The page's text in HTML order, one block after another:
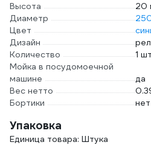
Высота
20
Диаметр
Цвет
Дизайн
Количество
1 шт
Мойка в посудомоечной
машине
да
Вес нетто
Бортики
нет
Упаковка
Единица товара: Штука